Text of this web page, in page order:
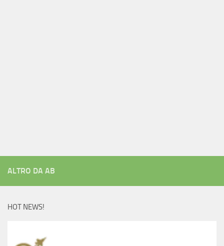
ALTRO DA AB
HOT NEWS!